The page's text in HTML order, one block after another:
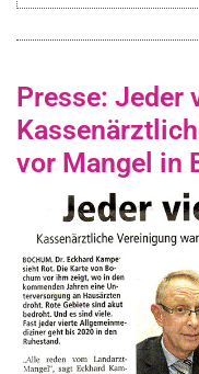
Presse: Jeder
vor Mangel in